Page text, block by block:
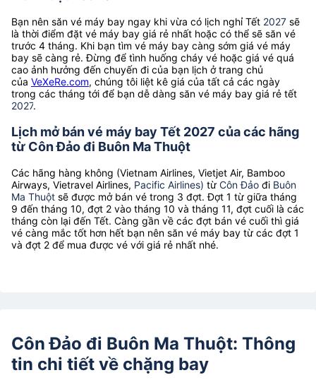
Bạn nên săn vé máy bay ngay khi vừa có lịch nghỉ Tết 2027 sẽ
là thời điểm đặt vé máy bay giá rẻ nhất hoặc có thể sẽ săn vé
trước 4 tháng. Khi bạn tìm vé máy bay càng sớm giá vé máy
bay sẽ càng rẻ. Đừng để tình huống cháy vé hoặc giá vé quá
cao ảnh hưởng đến chuyến đi của bạn lịch ở trang chủ
của VeXeRe.com, chúng tôi liệt kê giá của tất cả các ngày
trong các tháng tới để bạn dễ dàng săn vé máy bay giá rẻ tết
2027.
Lịch mở bán vé máy bay Tết 2027 của các hãng
từ Côn Đảo đi Buôn Ma Thuột
Các hãng hàng không (Vietnam Airlines, Vietjet Air, Bamboo
Airways, Vietravel Airlines, Pacific Airlines) từ Côn Đảo đi Buôn
Ma Thuột sẽ được mở bán vé trong 3 đợt. Đợt 1 từ giữa tháng
9 đến tháng 10, đợt 2 vào tháng 10 và tháng 11, đợt cuối là các
tháng còn lại đến Tết. Càng gần về các đợt bán vé cuối thì giá
vé càng mắc tốt hơn hết bạn nên săn vé máy bay từ các đợt 1
và đợt 2 để mua được vé với giá rẻ nhất nhé.
Côn Đảo đi Buôn Ma Thuột: Thông
tin chi tiết về chặng bay